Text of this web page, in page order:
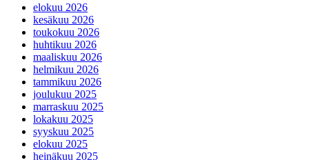
elokuu 2026
kesäkuu 2026
toukokuu 2026
huhtikuu 2026
maaliskuu 2026
helmikuu 2026
tammikuu 2026
joulukuu 2025
marraskuu 2025
lokakuu 2025
syyskuu 2025
elokuu 2025
heinäkuu 2025